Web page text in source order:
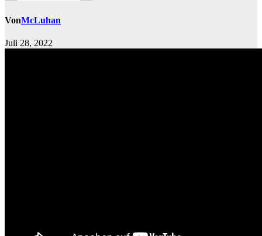
VonMcLuhan
Juli 28, 2022